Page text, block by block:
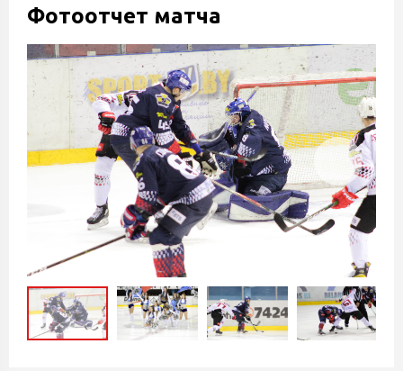
Фотоотчет матча